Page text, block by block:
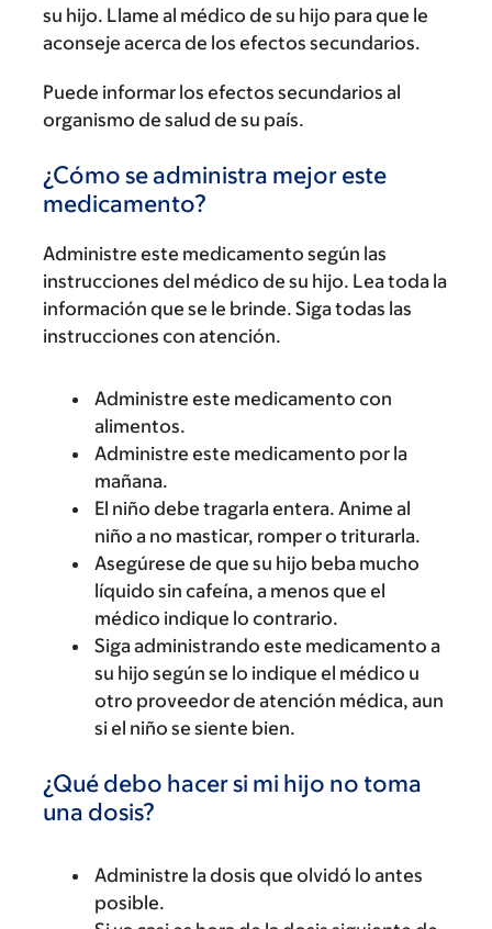
su hijo. Llame al médico de su hijo para que le
aconseje acerca de los efectos secundarios.
Puede informar los efectos secundarios al
organismo de salud de su país.
¿Cómo se administra mejor este
medicamento?
Administre este medicamento según las
instrucciones del médico de su hijo. Lea toda la
información que se le brinde. Siga todas las
instrucciones con atención.
Administre este medicamento con
alimentos.
Administre este medicamento por la
mañana.
El niño debe tragarla entera. Anime al
niño a no masticar, romper o triturarla.
Asegúrese de que su hijo beba mucho
líquido sin cafeína, a menos que el
médico indique lo contrario.
Siga administrando este medicamento a
su hijo según se lo indique el médico u
otro proveedor de atención médica, aun
si el niño se siente bien.
¿Qué debo hacer si mi hijo no toma
una dosis?
Administre la dosis que olvidó lo antes
posible.